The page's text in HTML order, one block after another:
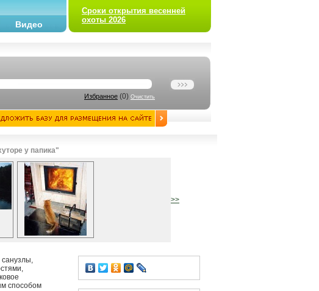
Видео
Сроки открытия весенней
охоты 2026
Избранное (0) Очистить
у папика"
>>
способом